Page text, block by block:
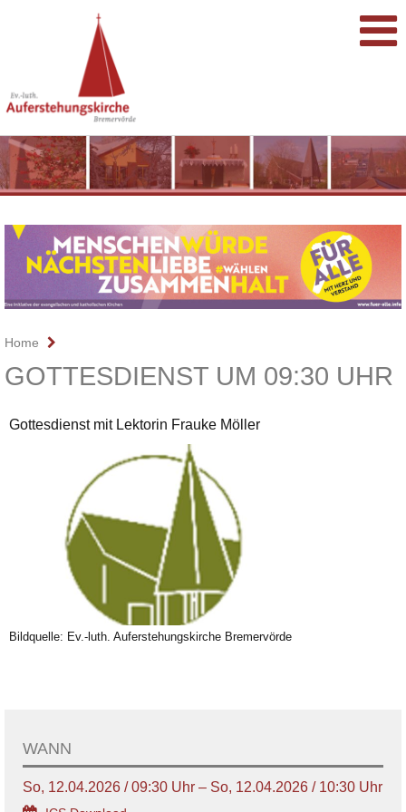
Home
GOTTESDIENST UM 09:30 UHR
Gottesdienst mit Lektorin Frauke Möller
Bildquelle: Ev.-luth. Auferstehungskirche Bremervörde
WANN
So, 12.04.2026 / 09:30 Uhr – So, 12.04.2026 / 10:30 Uhr